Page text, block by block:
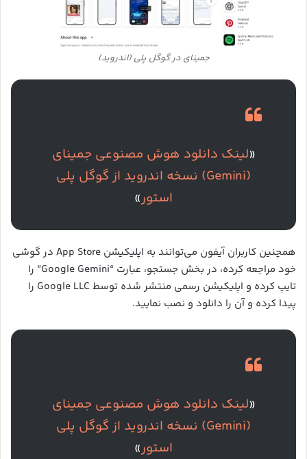
جمینای در گوگل پلی (اندروید)
«لینک دانلود هوش مصنوعی جمینای
(Gemini) نسخه اندروید از گوگل پلی
استور»
همچنین کاربران آیفون می‌توانند به اپلیکیشن App Store در گوشی
خود مراجعه کرده، در بخش جستجو، عبارت “Google Gemini” را
تایپ کرده و اپلیکیشن رسمی منتشر شده توسط Google LLC را
پیدا کرده و آن را دانلود و نصب نمایید.
«لینک دانلود هوش مصنوعی جمینای
(Gemini) نسخه اندروید از گوگل پلی
استور»